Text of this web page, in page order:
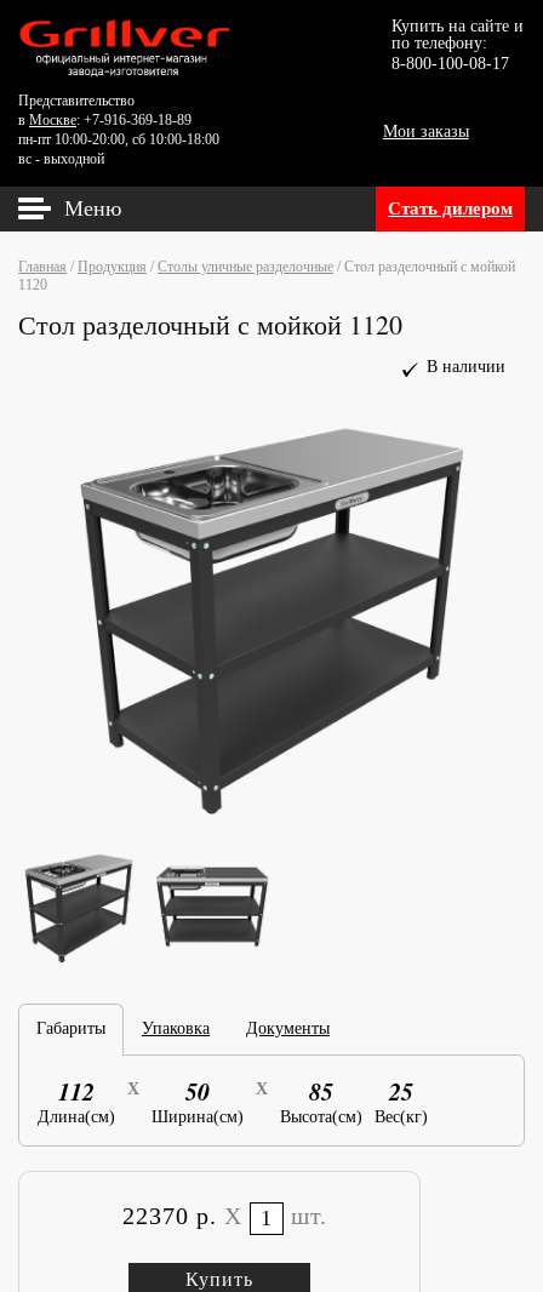
Купить на сайте и
по телефону:
8-800-100-08-17
Представительство
в Москве: +7-916-369-18-89
пн-пт 10:00-20:00, сб 10:00-18:00
вс - выходной
Мои заказы
Меню Стать дилером
Главная / Продукция / Столы уличные разделочные / Стол разделочный с мойкой
1120
Стол разделочный с мойкой 1120
В наличии
Габариты Упаковка Документы
112
Длина(см)
X 50
Ширина(см)
X 85
Высота(см)
25
Вес(кг)
22370 р. X шт.
Купить